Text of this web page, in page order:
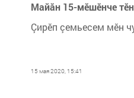
Майăн 15-мӗшӗнче
Çирӗп çемьесем мӗн
15 мая 2020, 15:41